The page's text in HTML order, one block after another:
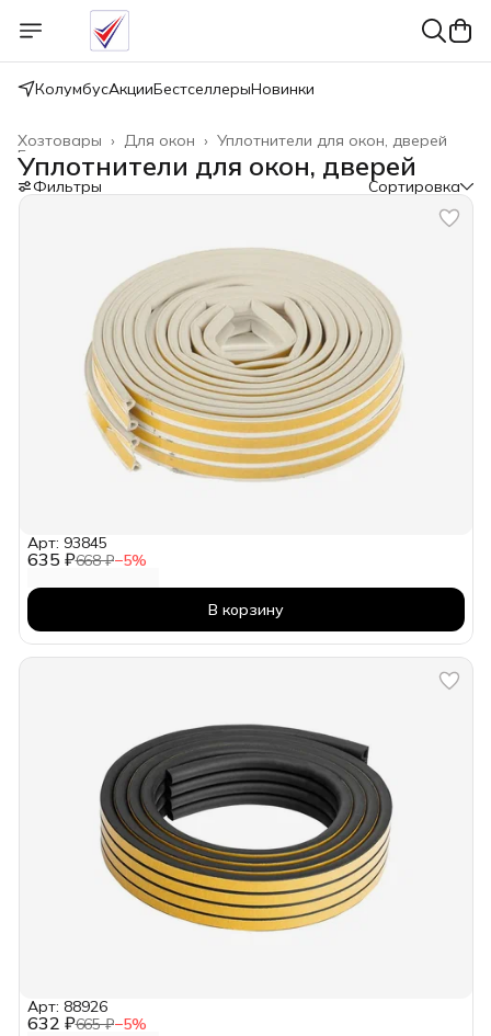
КолумбусАкцииБестселлерыНовинки
Уплотнители для окон, дверей
Для окон ›
Хозтовары ›
Главная
Уплотнители для окон, дверей
Фильтры Сортировка
635 ₽668 ₽−5%
Арт: 93845
В корзину
632 ₽665 ₽−5%
Арт: 88926